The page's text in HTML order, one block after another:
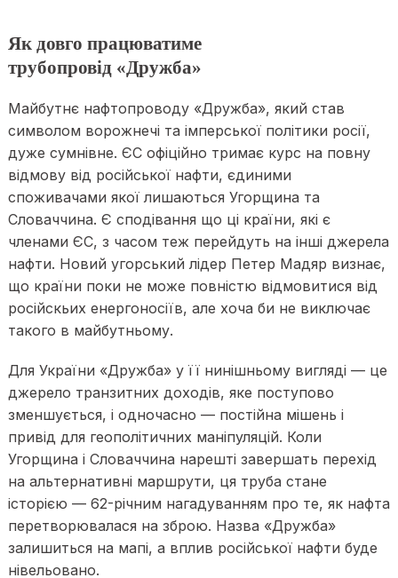
Як довго працюватиме
трубопровід «Дружба»
Майбутнє нафтопроводу «Дружба», який став
символом ворожнечі та імперської політики росії,
дуже сумнівне. ЄС офіційно тримає курс на повну
відмову від російської нафти, єдиними
споживачами якої лишаються Угорщина та
Словаччина. Є сподівання що ці країни, які є
членами ЄС, з часом теж перейдуть на інші джерела
нафти. Новий угорський лідер Петер Мадяр визнає,
що країни поки не може повністю відмовитися від
російскьих енергоносіїв, але хоча би не виключає
такого в майбутньому.
Для України «Дружба» у її нинішньому вигляді — це
джерело транзитних доходів, яке поступово
зменшується, і одночасно — постійна мішень і
привід для геополітичних маніпуляцій. Коли
Угорщина і Словаччина нарешті завершать перехід
на альтернативні маршрути, ця труба стане
історією — 62-річним нагадуванням про те, як нафта
перетворювалася на зброю. Назва «Дружба»
залишиться на мапі, а вплив російської нафти буде
нівельовано.